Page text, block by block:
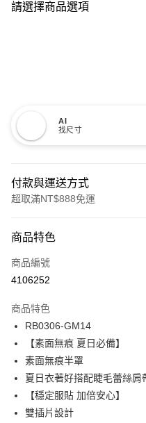
請選擇商品選項
AI
找尺寸
付款與運送方式
超取滿NT$888免運
信用卡一次付款
信用卡分期付款
合作金庫商業銀行
華南商業銀行
上海商業儲蓄銀行
國泰世華商業銀行
臺灣中小企業銀行
匯豐（台灣）商業銀行
聯邦商業銀行
元大商業銀行
LINE Pay
Apple Pay
悠遊付
商品特色
商品編號
4106252
商品特色
RB0306-GM14
【素面無痕 夏日必備】
素面無痕半罩
夏日衣著好搭配睫毛蕾絲肩
【穩定服貼 加倍安心】
雙插片設計